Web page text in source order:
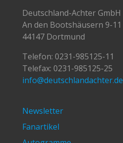
Deutschland-Achter GmbH
An den Bootshäusern 9-11
44147 Dortmund
Telefon: 0231-985125-11
Telefax: 0231-985125-25
info@deutschlandachter.de
Newsletter
Fanartikel